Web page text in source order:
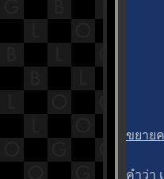
1. เ
๑. ล
ศีลแ
ควา
ญาณ
เจโ
ขยาย
คำว่
คำว่า